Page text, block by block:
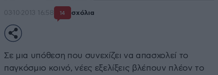
03·10·2013 16:58 14 σχόλια
Σε μια υπόθεση που συνεχίζει να απασχολεί το
παγκόσμιο κοινό, νέες εξελίξεις βλέπουν πλέον το